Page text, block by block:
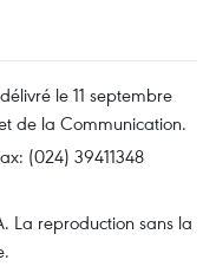
le 11 septembre
de la Communication.
(024) 39411348
La reproduction sans la